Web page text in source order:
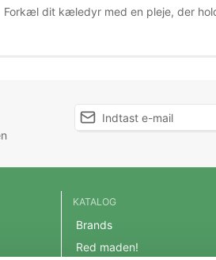
Forkæl dit kæledyr med en pleje, der
KATALOG
Brands
Red maden!